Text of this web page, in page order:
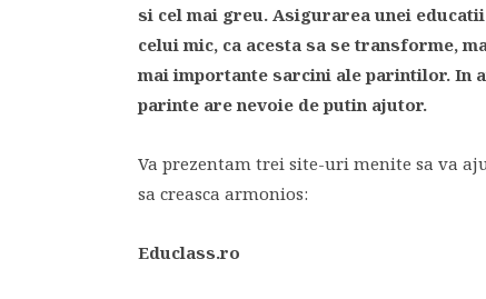
si cel mai greu. Asigurarea unei
celui mic, ca acesta sa se transforme,
mai importante sarcini ale parintilor. In
parinte are nevoie de putin ajutor.
Va prezentam trei site-uri menite sa va
sa creasca armonios:
Educlass.ro